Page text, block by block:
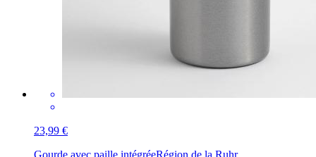
23,99 €
Gourde avec paille intégréeRégion de la Ruhr